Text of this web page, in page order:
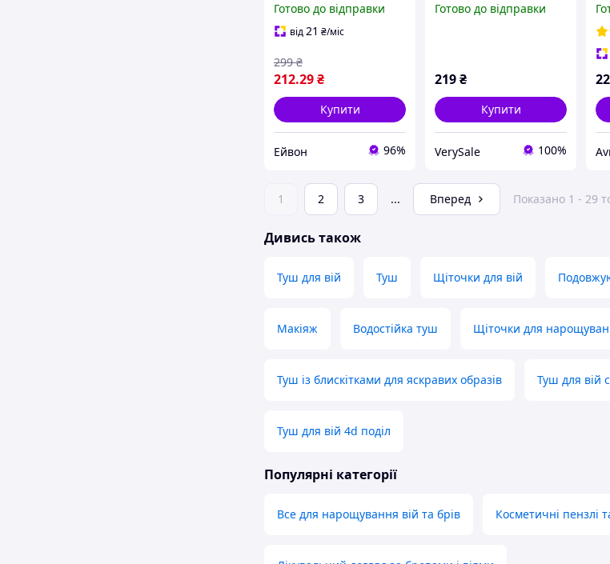
Готово до відправки
від21 ₴/міс
212.29₴
299 ₴
Купити
Ейвон 96%
Готово до відправки
219₴
Купити
VerySale 100%
1 2 3 ... Вперед Показано 1 - 29
Дивись також
Туш для вій Туш Щіточки для вій
Макіяж Водостійка туш Щіточки для
Туш із блискітками для яскравих образів Туш для вій
Туш для вій 4d поділ
Популярні категорії
Все для нарощування вій та брів Косметичні пензлі